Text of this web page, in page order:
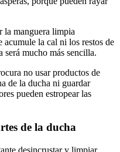
la manguera limpia
acumule la cal ni los restos de
mucho más sencilla.
no usar productos de
de la ducha ni guardar
pueden estropear las
de la ducha
desincrustar y limpiar